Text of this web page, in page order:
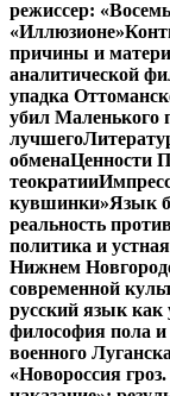
режиссер:
«Иллюзионе»
причины и
аналитической
упадка
убил Маленького
лучшего
обменаЦенности
теократии
кувшинки»Язык
реальность
политика и
Нижнем
современной
русский язык
философия пола и
военного
«Новороссия